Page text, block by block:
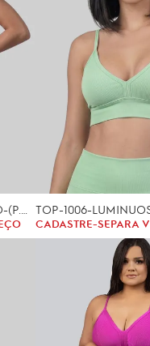
TOP-1006-
CADASTRE-SEPARA